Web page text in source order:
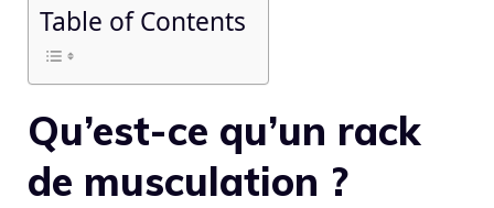
Table of Contents
Qu’est-ce qu’un rack
de musculation ?